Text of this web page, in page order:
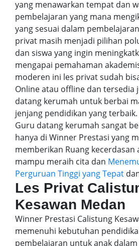
yang menawarkan tempat dan
pembelajaran yang mana
yang sesuai dalam
privat masih menjadi pilihan
dan siswa yang ingin
mengapai pemahaman
moderen ini les privat sudah
Online atau offline dan tersedia
datang kerumah untuk berbai
jenjang pendidikan yang
Guru datang kerumah sangat
hanya di Winner Prestasi yang
memberikan Ruang kecerdasan
mampu meraih cita dan
Perguruan Tinggi yang Tepat
Les Privat
Kesawan Medan
Winner Prestasi Calistung
memenuhi kebutuhan
pembelajaran untuk anak